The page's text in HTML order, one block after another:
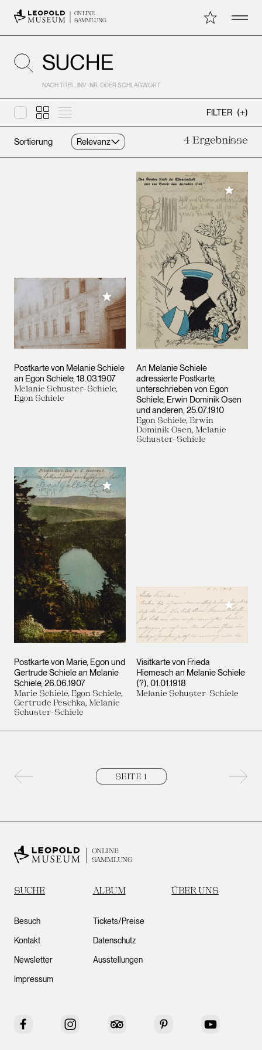
ONLINE
SAMMLUNG
Meine Open
SUCHE
NACH TITEL, INV.-NR. ODER SCHLAGWORT
Layoutbig
Layoutdefault
Layout FILTER ( )
Sortierung 4 Ergebnisse
Postkarte von Melanie Schiele
an Egon Schiele 18.03.1907
Melanie Schuster-Schiele,
Egon Schiele
Meiner Sammlung hinzufügen
An Melanie Schiele
adressierte Postkarte,
unterschrieben von Egon
Schiele, Erwin Dominik Osen
und anderen 25.07.1910
Egon Schiele, Erwin
Dominik Osen, Melanie
Schuster-Schiele
Meiner
Postkarte von Marie, Egon und
Gertrude Schiele an Melanie
Schiele 26.06.1907
Marie Schiele, Egon Schiele,
Gertrude Peschka, Melanie
Schuster-Schiele
Meiner Sammlung hinzufügen
Visitkarte von Frieda
Hiemesch an Melanie Schiele
(?) 01.01.1918
Melanie Schuster-Schiele
Meiner
ONLINE
SAMMLUNG
SUCHE ALBUM ÜBER UNS
Besuch
Kontakt
Newsletter
Impressum
Tickets/Preise
Datenschutz
Ausstellungen
Facebook Instagram Tripadvisor Pinterest YouTube